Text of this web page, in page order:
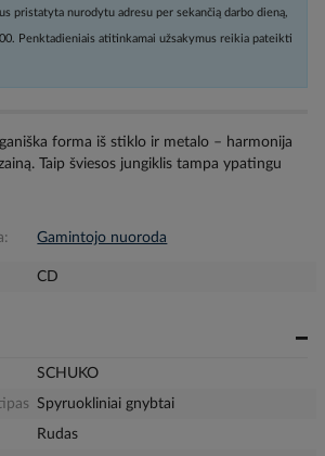
pristatyta nurodytu adresu per sekančią darbo dieną,
Penktadieniais atitinkamai užsakymus reikia pateikti
forma iš stiklo ir metalo – harmonija
Taip šviesos jungiklis tampa ypatingu
Gamintojo nuoroda
CD
SCHUKO
Spyruokliniai gnybtai
Rudas